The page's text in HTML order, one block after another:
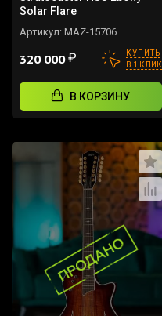
Solar Flare
Артикул: MAZ-15706
320 000₽
КУПИТЬ
В 1 КЛИК
В КОРЗИНУ